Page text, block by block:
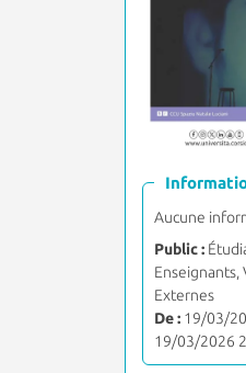
Aucune
Public :
Enseignants,
Externes
De : 19/03/
19/03/2026